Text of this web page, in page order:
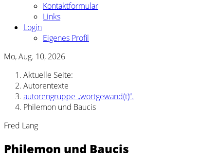
Kontaktformular
Links
Login
Eigenes Profil
Mo, Aug. 10, 2026
Aktuelle Seite:
Autorentexte
autorengruppe „wortgewand(t)“.
Philemon und Baucis
Fred Lang
Philemon und Baucis